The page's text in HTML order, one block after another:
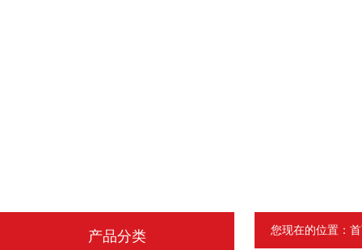
产品分类 您现在的位置：